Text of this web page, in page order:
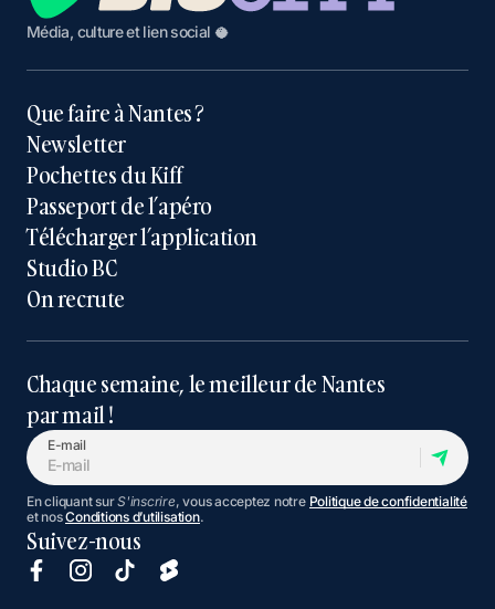
Média, culture et lien social 🥥
Que faire à Nantes ?
Newsletter
Pochettes du Kiff
Passeport de l’apéro
Télécharger l’application
Studio BC
On recrute
Chaque semaine, le meilleur de Nantes
par mail !
E-mail
En cliquant surS'inscrire, vous acceptez notre Politique de confidentialité
et nosConditions d’utilisation.
Suivez-nous